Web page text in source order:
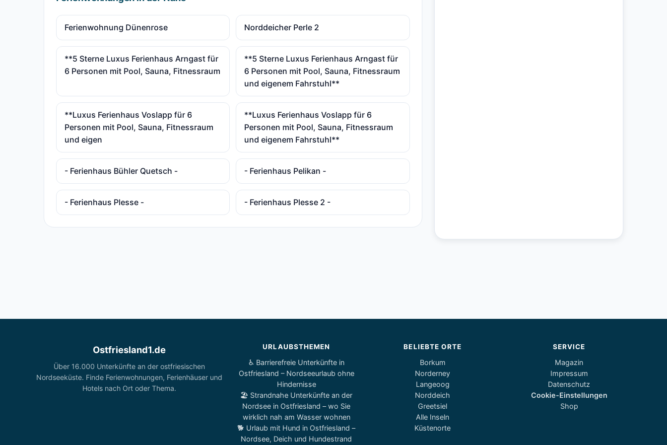
Ferienwohnung Dünenrose Norddeicher Perle 2
**5 Sterne Luxus Ferienhaus Arngast für
6 Personen mit Pool, Sauna, Fitnessraum
**5 Sterne Luxus Ferienhaus Arngast für
6 Personen mit Pool, Sauna, Fitnessraum
und eigenem Fahrstuhl**
**Luxus Ferienhaus Voslapp für 6
Personen mit Pool, Sauna, Fitnessraum
und eigen
**Luxus Ferienhaus Voslapp für 6
Personen mit Pool, Sauna, Fitnessraum
und eigenem Fahrstuhl**
- Ferienhaus Bühler Quetsch - - Ferienhaus Pelikan -
- Ferienhaus Plesse - - Ferienhaus Plesse 2 -
Ostfriesland1.de
Über 16.000 Unterkünfte an der ostfriesischen
Nordseeküste. Finde Ferienwohnungen, Ferienhäuser und
Hotels nach Ort oder Thema.
URLAUBSTHEMEN
♿ Barrierefreie Unterkünfte in
Ostfriesland – Nordseeurlaub ohne
Hindernisse
🏖️ Strandnahe Unterkünfte an der
Nordsee in Ostfriesland – wo Sie
wirklich nah am Wasser wohnen
🐕 Urlaub mit Hund in Ostfriesland –
Nordsee, Deich und Hundestrand
BELIEBTE ORTE
Borkum
Norderney
Langeoog
Norddeich
Greetsiel
Alle Inseln
Küstenorte
SERVICE
Magazin
Impressum
Datenschutz
Cookie-Einstellungen
Shop